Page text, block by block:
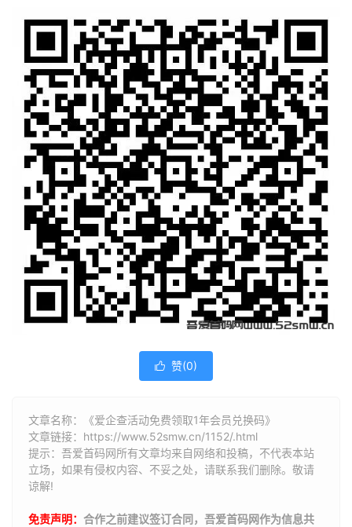
 赞(0)
文章名称：《爱企查活动免费领取1年会员兑换码》
文章链接： https://www.52smw.cn/1152/.html
提示：吾爱首码网所有文章均来自网络和投稿，不代表本站
立场，如果有侵权内容、不妥之处，请联系我们删除。敬请
谅解!
免责声明： 合作之前建议签订合同，吾爱首码网作为信息共